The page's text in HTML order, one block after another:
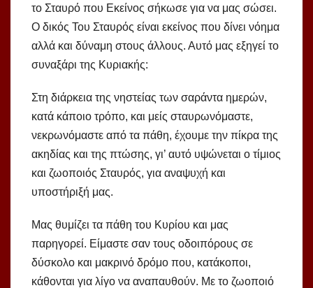
το Σταυρό που Εκείνος σήκωσε για να μας σώσει.
Ο δικός Του Σταυρός είναι εκείνος που δίνει νόημα
αλλά και δύναμη στους άλλους. Αυτό μας εξηγεί το
συναξάρι της Κυριακής:
Στη διάρκεια της νηστείας των σαράντα ημερών,
κατά κάποιο τρόπο, και μείς σταυρωνόμαστε,
νεκρωνόμαστε από τα πάθη, έχουμε την πίκρα της
ακηδίας και της πτώσης, γι’ αυτό υψώνεται ο τίμιος
και ζωοποιός Σταυρός, για αναψυχή και
υποστήριξή μας.
Μας θυμίζει τα πάθη του Κυρίου και μας
παρηγορεί. Είμαστε σαν τους οδοιπόρους σε
δύσκολο και μακρινό δρόμο που, κατάκοποι,
κάθονται για λίγο να αναπαυθούν. Με το ζωοποιό